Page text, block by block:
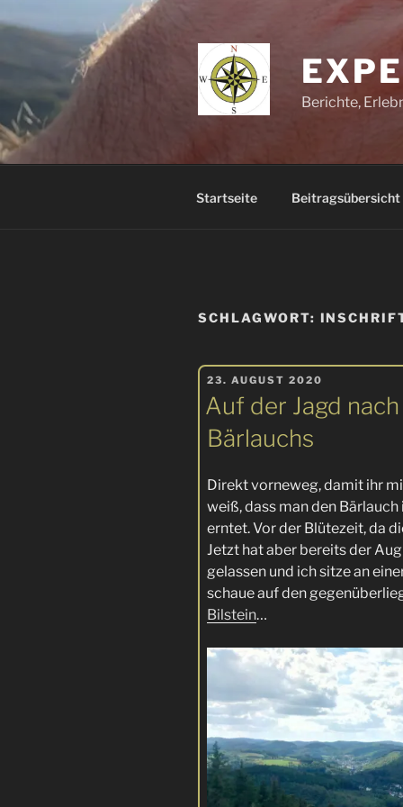
Inhalt
Berichte,
Startseite Beitragsübersicht
SCHLAGWORT:
VERÖFFENTLICHT
AM
23. AUGUST 2020
Auf der Jagd
Bärlauchs
Direkt vorneweg, damit ihr
weiß, dass man den
erntet. Vor der Blütezeit, da
Jetzt hat aber bereits der
gelassen und ich sitze an
schaue auf den
Bilstein…